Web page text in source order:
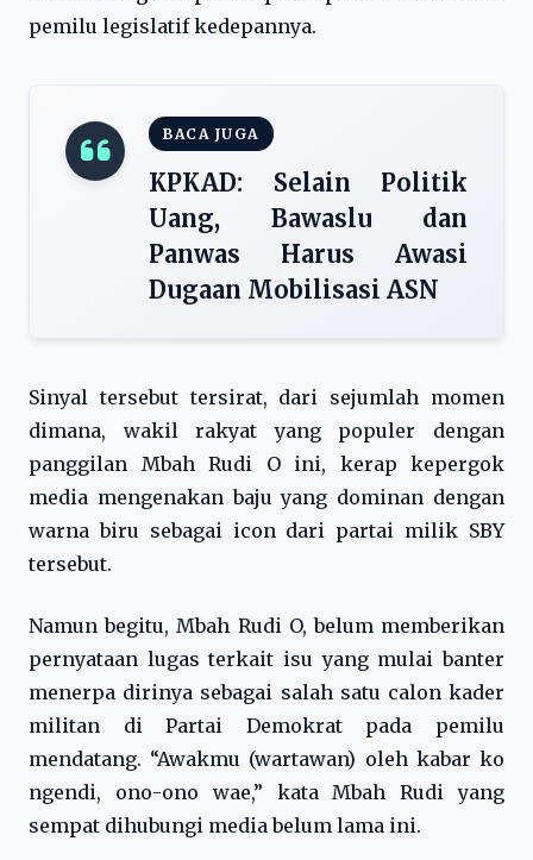
pemilu legislatif kedepannya.
BACA JUGA
KPKAD: Selain Politik
Uang, Bawaslu dan
Panwas Harus Awasi
Dugaan Mobilisasi ASN
Sinyal tersebut tersirat, dari sejumlah momen
dimana, wakil rakyat yang populer dengan
panggilan Mbah Rudi O ini, kerap kepergok
media mengenakan baju yang dominan dengan
warna biru sebagai icon dari partai milik SBY
tersebut.
Namun begitu, Mbah Rudi O, belum memberikan
pernyataan lugas terkait isu yang mulai banter
menerpa dirinya sebagai salah satu calon kader
militan di Partai Demokrat pada pemilu
mendatang. “Awakmu (wartawan) oleh kabar ko
ngendi, ono-ono wae,” kata Mbah Rudi yang
sempat dihubungi media belum lama ini.